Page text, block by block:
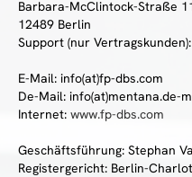
Barbara-McClintock-Straße
12489 Berlin
Support (nur
E-Mail: info(at)fp-dbs.com
De-Mail: info(at)mentana.de-
Internet: www.fp-dbs.com
Geschäftsführung: Stephan
Registergericht: Berlin-